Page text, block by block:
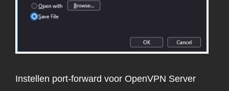
Instellen port-forward voor OpenVPN Server